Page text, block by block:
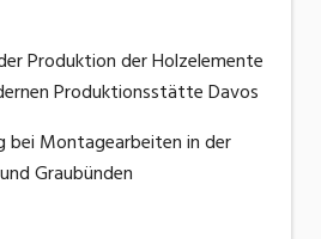
Produktion der Holzelemente
Produktionsstätte Davos
bei Montagearbeiten in der
Graubünden